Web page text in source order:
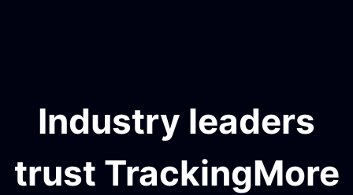
Industry leaders
trust TrackingMore